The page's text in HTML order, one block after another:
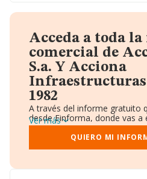
Acceda a toda
comercial de
S.a. Y Acciona
Infraestructuras
1982
A través del informe gratuito
desde Einforma, donde vas a
Datos identificativos:
Teléfono, Domicilio.
Informe Mercantil
Ver más
QUIERO MI